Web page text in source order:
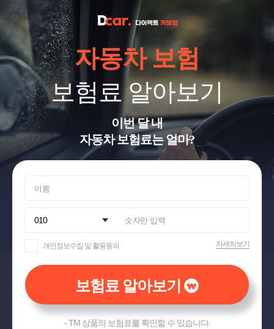
자동차 보험
보험료 알아보기
이번 달 내
자동차 보험료는 얼마?
개인정보수집 및 활용동의 자세히보기
보험료 알아보기
- TM 상품의 보험료를 확인할 수 있습니다.